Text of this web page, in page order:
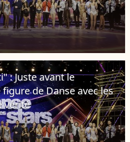
: Juste avant le
de Danse avec les
vérité